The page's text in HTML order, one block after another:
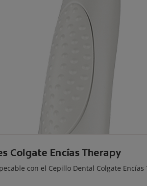
Colgate Encías Therapy
con el Cepillo Dental Colgate